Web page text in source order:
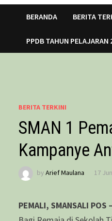
BERANDA BERITA
PPDB TAHUN
BERITA TERKINI
SMAN 1
Kampanye
byArief Maulana 17
PEMALI, SMANSALI